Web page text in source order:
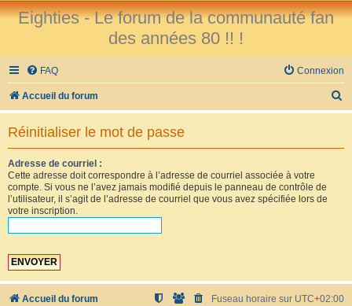
Eighties - Le forum de la communauté fan
des années 80 !! !
FAQ Connexion
Accueil du forum
e
r
Réinitialiser le mot de passe
Adresse de courriel :
Cette adresse doit correspondre à l’adresse de courriel associée à votre
compte. Si vous ne l’avez jamais modifié depuis le panneau de contrôle de
l’utilisateur, il s’agit de l’adresse de courriel que vous avez spécifiée lors de
votre inscription.
Accueil du forum Fuseau horaire sur UTC+02:00